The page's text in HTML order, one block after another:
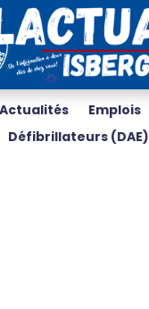
Actualités Emplois
Défibrillateurs (DAE)